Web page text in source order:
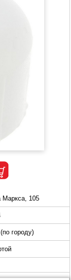
Маркса, 105
городу)